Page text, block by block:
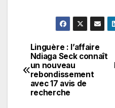
Navigation
de
l’article
Linguère : l’affaire
Ndiaga Seck connaît
un nouveau
rebondissement
avec 17 avis de
recherche